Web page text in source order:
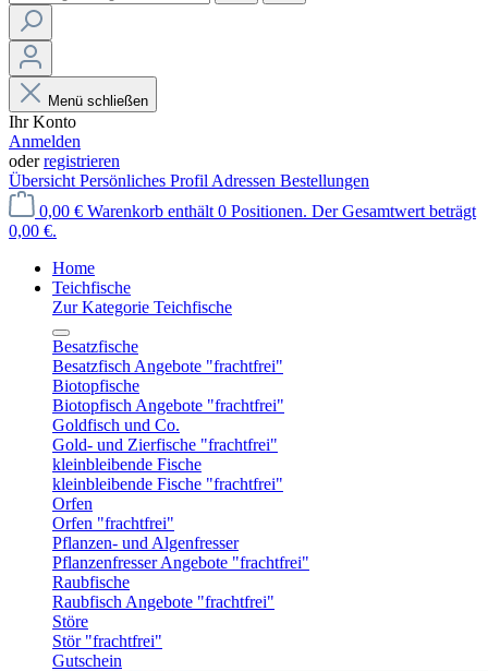
Menü schließen
Ihr Konto
Anmelden
oderregistrieren
Übersicht Persönliches Profil Adressen Bestellungen
0,00 € Warenkorb enthält 0 Positionen. Der Gesamtwert beträgt
0,00 €.
Home
Teichfische
Zur Kategorie Teichfische
Besatzfische
Besatzfisch Angebote "frachtfrei"
Biotopfische
Biotopfisch Angebote "frachtfrei"
Goldfisch und Co.
Gold- und Zierfische "frachtfrei"
kleinbleibende Fische
kleinbleibende Fische "frachtfrei"
Orfen
Orfen "frachtfrei"
Pflanzen- und Algenfresser
Pflanzenfresser Angebote "frachtfrei"
Raubfische
Raubfisch Angebote "frachtfrei"
Störe
Stör "frachtfrei"
Gutschein